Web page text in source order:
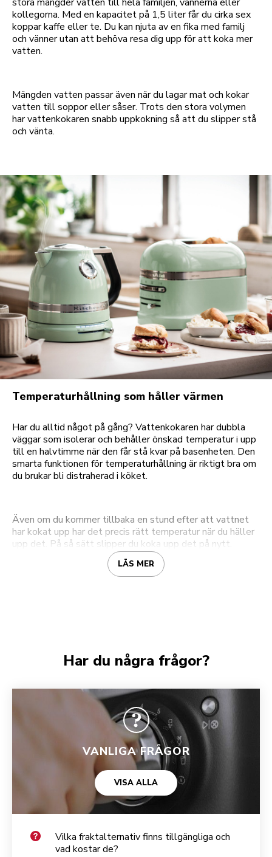
kollegorna. Med en kapacitet på 1,5 liter får du cirka sex
koppar kaffe eller te. Du kan njuta av en fika med familj
och vänner utan att behöva resa dig upp för att koka mer
vatten.
Mängden vatten passar även när du lagar mat och kokar
vatten till soppor eller såser. Trots den stora volymen
har vattenkokaren snabb uppkokning så att du slipper stå
och vänta.
Temperaturhållning som håller värmen
Har du alltid något på gång? Vattenkokaren har dubbla
väggar som isolerar och behåller önskad temperatur i upp
till en halvtimme när den får stå kvar på basenheten. Den
smarta funktionen för temperaturhållning är riktigt bra om
du brukar bli distraherad i köket.
Även om du kommer tillbaka en stund efter att vattnet
har kokat upp har det precis rätt temperatur när du häller
upp det. På så sätt slipper du koka upp det på nytt.
LÄS MER
Har du några frågor?
VANLIGA FRÅGOR
VISA ALLA
Vilka fraktalternativ finns tillgängliga och
vad kostar de?